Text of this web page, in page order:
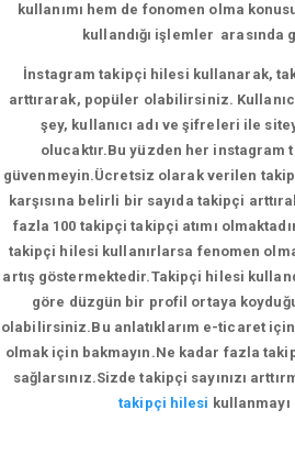
kullanımı hem de fonomen olma
kullandığı işlemler arasında
İnstagram takipçi hilesi kullanarak,
arttırarak, popüler olabilirsiniz.
şey, kullanıcı adı ve şifreleri ile
olucaktır.Bu yüzden her
güvenmeyin.Ücretsiz olarak verilen
karşısına belirli bir sayıda takipçi
fazla 100 takipçi takipçi atımı
takipçi hilesi kullanırlarsa fenomen
artış göstermektedir.Takipçi hilesi
göre düzgün bir profil ortaya
olabilirsiniz.Bu anlatıklarım e-ticaret
olmak için bakmayın.Ne kadar fazla
sağlarsınız.Sizde takipçi sayınızı
takipçi hilesi kullanmayı